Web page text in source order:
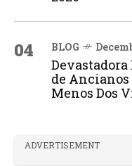
04 BLOG
de
Menos Dos
ADVERTISEMENT